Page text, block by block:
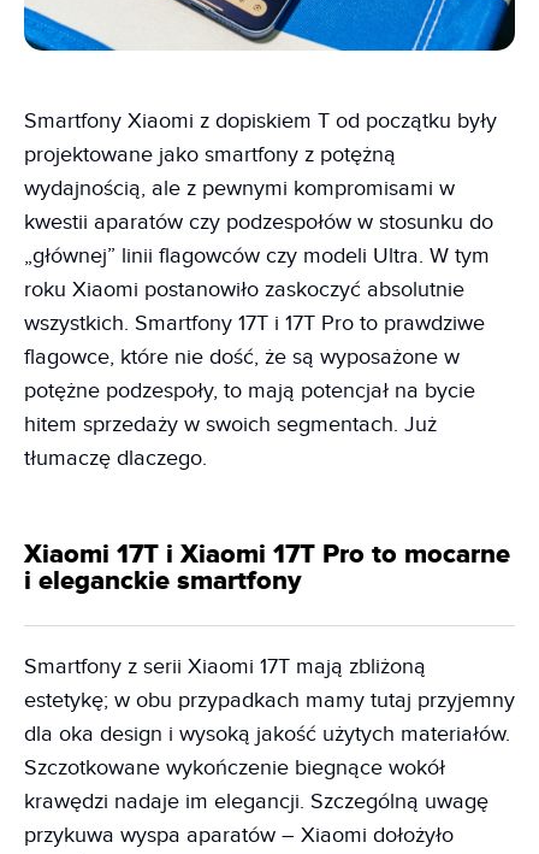
Smartfony Xiaomi z dopiskiem T od początku były
projektowane jako smartfony z potężną
wydajnością, ale z pewnymi kompromisami w
kwestii aparatów czy podzespołów w stosunku do
„głównej” linii flagowców czy modeli Ultra. W tym
roku Xiaomi postanowiło zaskoczyć absolutnie
wszystkich. Smartfony 17T i 17T Pro to prawdziwe
flagowce, które nie dość, że są wyposażone w
potężne podzespoły, to mają potencjał na bycie
hitem sprzedaży w swoich segmentach. Już
tłumaczę dlaczego.
Xiaomi 17T i Xiaomi 17T Pro to mocarne
i eleganckie smartfony
Smartfony z serii Xiaomi 17T mają zbliżoną
estetykę; w obu przypadkach mamy tutaj przyjemny
dla oka design i wysoką jakość użytych materiałów.
Szczotkowane wykończenie biegnące wokół
krawędzi nadaje im elegancji. Szczególną uwagę
przykuwa wyspa aparatów – Xiaomi dołożyło